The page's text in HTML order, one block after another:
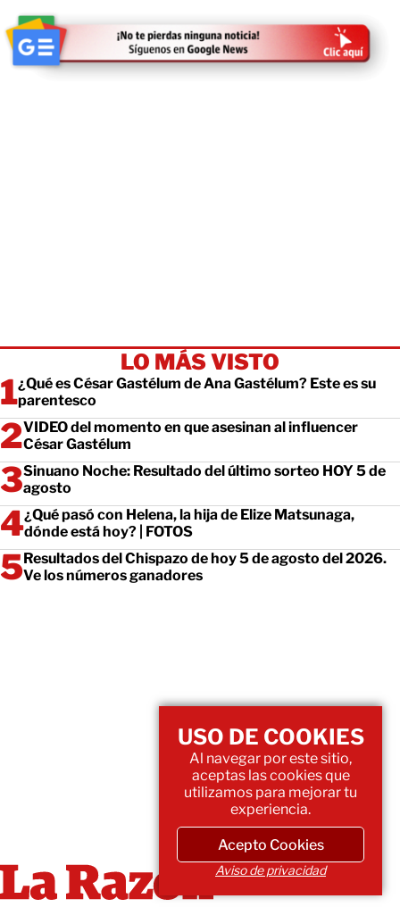
LO MÁS VISTO
¿Qué es César Gastélum de Ana Gastélum? Este es su
parentesco
VIDEO del momento en que asesinan al influencer
César Gastélum
Sinuano Noche: Resultado del último sorteo HOY 5 de
agosto
¿Qué pasó con Helena, la hija de Elize Matsunaga,
dónde está hoy? | FOTOS
Resultados del Chispazo de hoy 5 de agosto del 2026.
Ve los números ganadores
USO DE COOKIES
Al navegar por este sitio,
aceptas las cookies que
utilizamos para mejorar tu
experiencia.
Acepto Cookies
Aviso de privacidad